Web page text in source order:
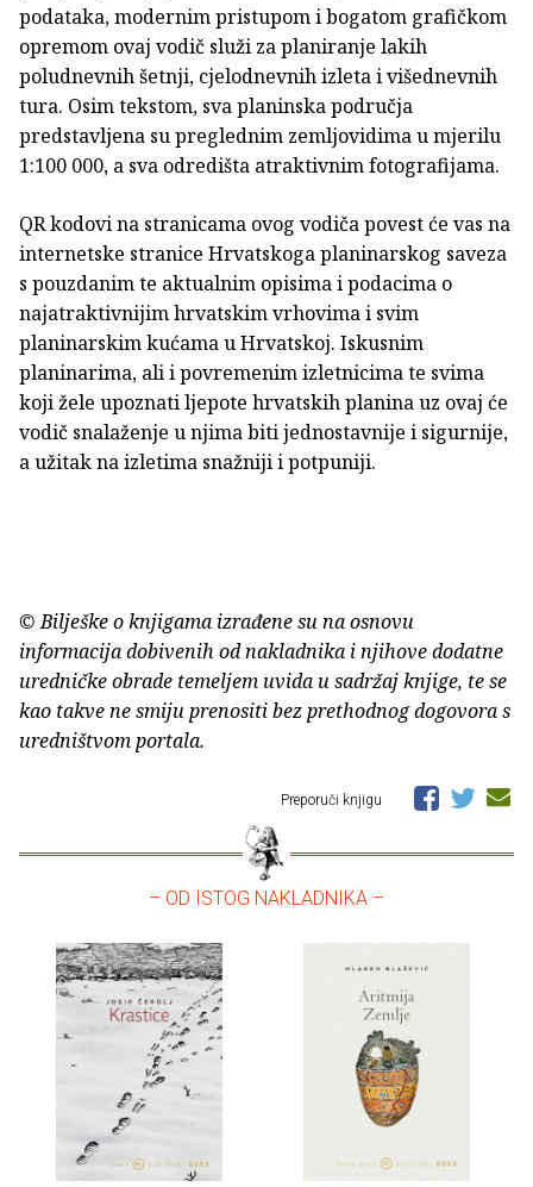
podataka, modernim pristupom i bogatom grafičkom
opremom ovaj vodič služi za planiranje lakih
poludnevnih šetnji, cjelodnevnih izleta i višednevnih
tura. Osim tekstom, sva planinska područja
predstavljena su preglednim zemljovidima u mjerilu
1:100 000, a sva odredišta atraktivnim fotografijama.
QR kodovi na stranicama ovog vodiča povest će vas na
internetske stranice Hrvatskoga planinarskog saveza
s pouzdanim te aktualnim opisima i podacima o
najatraktivnijim hrvatskim vrhovima i svim
planinarskim kućama u Hrvatskoj. Iskusnim
planinarima, ali i povremenim izletnicima te svima
koji žele upoznati ljepote hrvatskih planina uz ovaj će
vodič snalaženje u njima biti jednostavnije i sigurnije,
a užitak na izletima snažniji i potpuniji.
© Bilješke o knjigama izrađene su na osnovu
informacija dobivenih od nakladnika i njihove dodatne
uredničke obrade temeljem uvida u sadržaj knjige, te se
kao takve ne smiju prenositi bez prethodnog dogovora s
uredništvom portala.
Preporuči knjigu
– OD ISTOG NAKLADNIKA –